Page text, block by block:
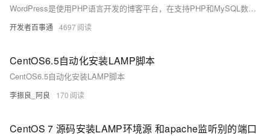
WordPress是使用PHP语言开发的博客平台，在支持PHP和MySQL数据库的服务器上，您可以用WordPress架设自己的网站，也可以用作内容管理系统（CMS）。本教程介绍如何在Linux操作系统的ECS实例上搭建WordPress网站。
开发者百事通 4697
CentOS6.5自动化安装LAMP脚本
CentOS6.5自动化安装LAMP脚本
李振良_阿良 170
CentOS 7 源码安装LAMP环境源 和apache监听别的端口